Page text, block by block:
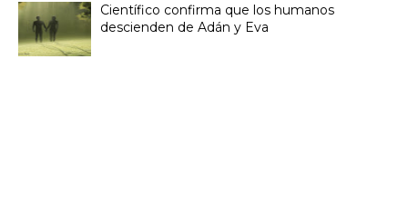
Científico confirma que los humanos
descienden de Adán y Eva